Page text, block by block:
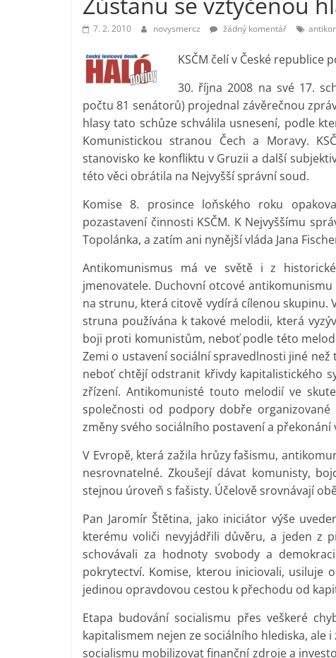
vlastně
prospívá?
7. 2. 2010 novysmercz žádný komentář
KSČM čelí v České
30. října 2008 na své 17.
počtu 81 senátorů) projednal závěrečnou
hlasy tato schůze schválila usnesení, podle
Komunistickou stranou Čech a Moravy.
stanovisko ke konfliktu v Gruzii a další
této věci obrátila na Nejvyšší správní soud.
Komise 8. prosince loňského roku
pozastavení činnosti KSČM. K Nejvyššímu
Topolánka, a zatím ani nynější vláda Jana
Antikomunismus má ve světě i z
jmenovatele. Duchovní otcové
na strunu, která citově vydírá cílenou skupinu.
struna používána k takové melodii, která
boji proti komunistům, neboť podle této
Zemi o ustavení sociální spravedlnosti jiné
neboť chtějí odstranit křivdy kapitalistického
zřízení. Antikomunisté touto melodií ve
společnosti od podpory dobře
změny svého sociálního postavení a
V Evropě, která zažila hrůzy fašismu,
nesrovnatelné. Zkoušejí dávat komunisty,
stejnou úroveň s fašisty. Účelově srovnávají
Pan Jaromír Štětina, jako iniciátor výše
kterému voliči nevyjádřili důvěru, a jeden z
schovávali za hodnoty svobody a
pokrytectví. Komise, kterou iniciovali, usiluje
jedinou opravdovou cestou k přechodu od
Etapa budování socialismu přes veškeré
kapitalismem nejen ze sociálního hlediska, ale
socialismu mobilizovat finanční zdroje a